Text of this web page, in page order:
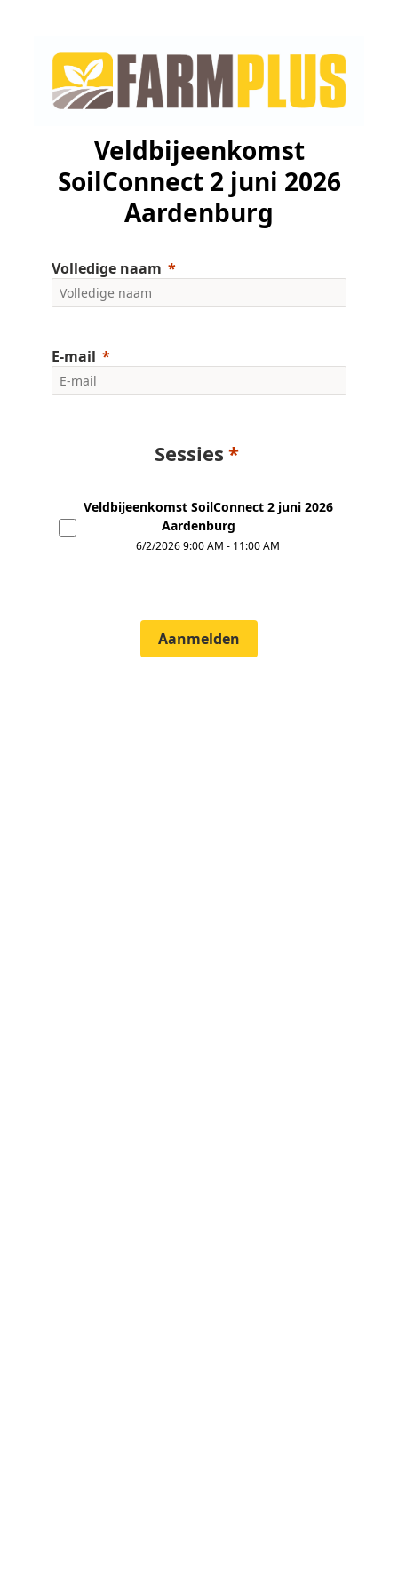
Veldbijeenkomst
SoilConnect 2 juni 2026
Aardenburg
Volledige naam
E-mail
Sessies
Veldbijeenkomst SoilConnect 2 juni 2026
Aardenburg
6/2/20269:00 AM - 11:00 AM
Aanmelden